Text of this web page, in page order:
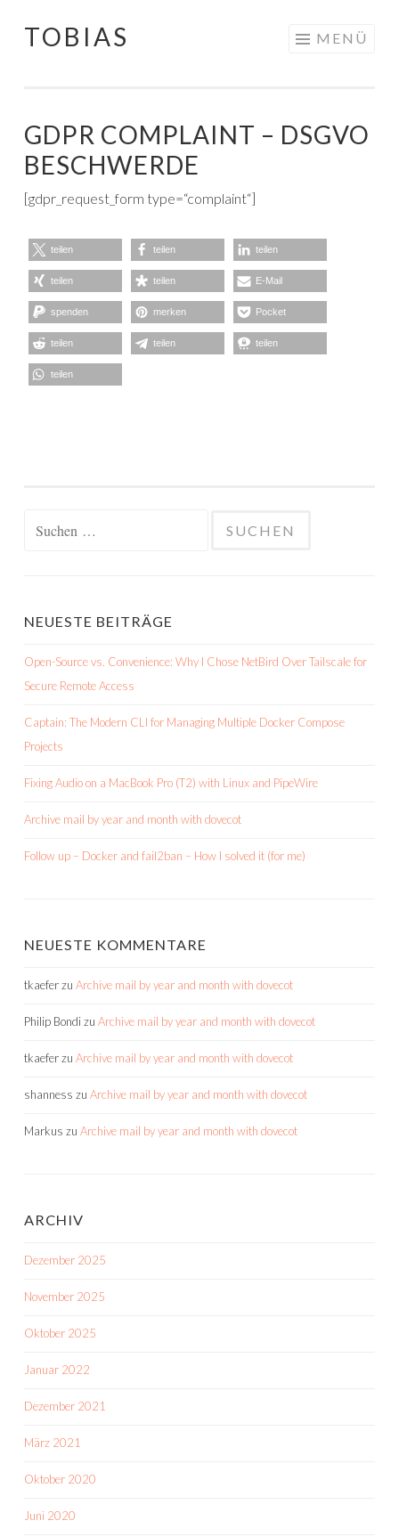
Springe
TOBIAS MENÜ
GDPR COMPLAINT – DSGVO
BESCHWERDE
[gdpr_request_form type=“complaint“]
teilen teilen teilen
teilen teilen E-Mail
spenden merken Pocket
teilen teilen teilen
teilen
NEUESTE BEITRÄGE
Open-Source vs. Convenience: Why I Chose NetBird Over Tailscale for
Secure Remote Access
Captain: The Modern CLI for Managing Multiple Docker Compose
Projects
Fixing Audio on a MacBook Pro (T2) with Linux and PipeWire
Archive mail by year and month with dovecot
Follow up – Docker and fail2ban – How I solved it (for me)
NEUESTE KOMMENTARE
tkaeferzu Archive mail by year and month with dovecot
Philip Bondi zu Archive mail by year and month with dovecot
tkaeferzu Archive mail by year and month with dovecot
shanness zu Archive mail by year and month with dovecot
Markus zu Archive mail by year and month with dovecot
ARCHIV
Dezember 2025
November 2025
Oktober 2025
Januar 2022
Dezember 2021
März 2021
Oktober 2020
Juni 2020